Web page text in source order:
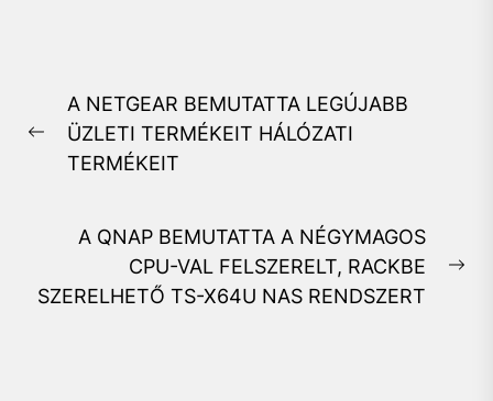
navigáció
Previous
post:
A NETGEAR BEMUTATTA LEGÚJABB
ÜZLETI TERMÉKEIT HÁLÓZATI
TERMÉKEIT
A QNAP BEMUTATTA A NÉGYMAGOS
CPU-VAL FELSZERELT, RACKBE
SZERELHETŐ TS-X64U NAS RENDSZERT